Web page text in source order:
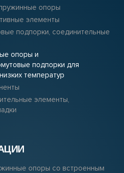
опоры
элементы
подпорки, соединительные
опоры и
подпорки для
температур
элементы,
опоры со встроенным